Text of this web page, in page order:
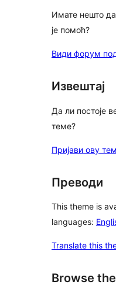
Имате нешто
је помоћ?
Види форум
Извештај
Да ли постоје
теме?
Пријави ову
Преводи
This theme is
languages:
Translate this
Browse